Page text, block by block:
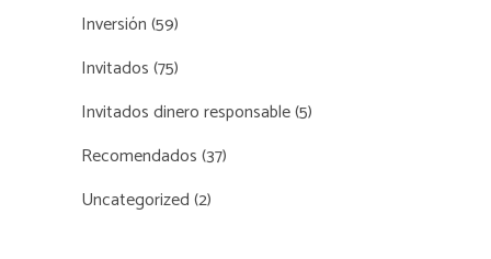
Inversión(59)
Invitados(75)
Invitados dinero responsable(5)
Recomendados(37)
Uncategorized(2)